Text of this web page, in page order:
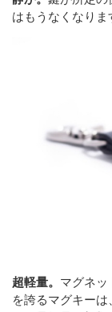
はもうなくなりま
超軽量。 マグネッ
を誇るマグキー